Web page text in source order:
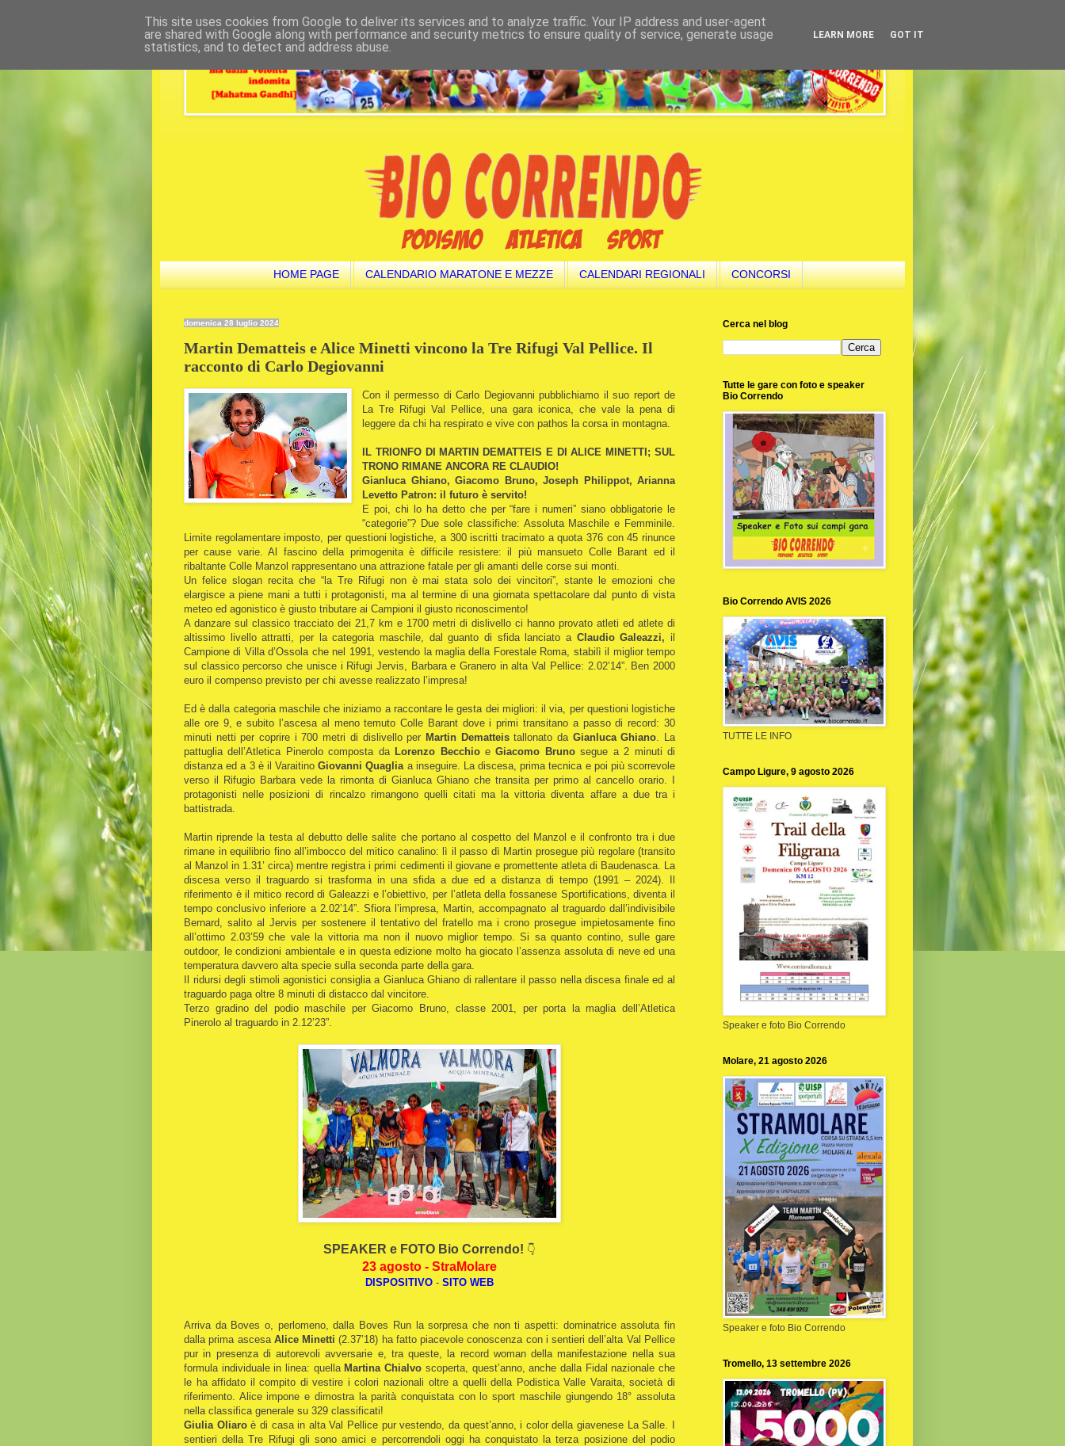
HOME PAGE CALENDARIO MARATONE E MEZZE CALENDARI REGIONALI CONCORSI
domenica 28 luglio 2024
Martin Dematteis e Alice Minetti vincono la Tre Rifugi Val Pellice. Il
racconto di Carlo Degiovanni
Con il permesso di Carlo Degiovanni pubblichiamo il suo report de
La Tre Rifugi Val Pellice, una gara iconica, che vale la pena di
leggere da chi ha respirato e vive con pathos la corsa in montagna.
IL TRIONFO DI MARTIN DEMATTEIS E DI ALICE MINETTI; SUL
TRONO RIMANE ANCORA RE CLAUDIO!
Gianluca Ghiano, Giacomo Bruno, Joseph Philippot, Arianna
Levetto Patron: il futuro è servito!
E poi, chi lo ha detto che per “fare i numeri” siano obbligatorie le
“categorie”? Due sole classifiche: Assoluta Maschile e Femminile.
Limite regolamentare imposto, per questioni logistiche, a 300 iscritti tracimato a quota 376 con 45 rinunce
per cause varie. Al fascino della primogenita è difficile resistere: il più mansueto Colle Barant ed il
ribaltante Colle Manzol rappresentano una attrazione fatale per gli amanti delle corse sui monti.
Un felice slogan recita che “la Tre Rifugi non è mai stata solo dei vincitori”, stante le emozioni che
elargisce a piene mani a tutti i protagonisti, ma al termine di una giornata spettacolare dal punto di vista
meteo ed agonistico è giusto tributare ai Campioni il giusto riconoscimento!
A danzare sul classico tracciato dei 21,7 km e 1700 metri di dislivello ci hanno provato atleti ed atlete di
altissimo livello attratti, per la categoria maschile, dal guanto di sfida lanciato a Claudio Galeazzi, il
Campione di Villa d’Ossola che nel 1991, vestendo la maglia della Forestale Roma, stabilì il miglior tempo
sul classico percorso che unisce i Rifugi Jervis, Barbara e Granero in alta Val Pellice: 2.02’14”. Ben 2000
euro il compenso previsto per chi avesse realizzato l’impresa!
Ed è dalla categoria maschile che iniziamo a raccontare le gesta dei migliori: il via, per questioni logistiche
alle ore 9, e subito l’ascesa al meno temuto Colle Barant dove i primi transitano a passo di record: 30
minuti netti per coprire i 700 metri di dislivello per Martin Dematteistallonato daGianluca Ghiano . La
pattuglia dell’Atletica Pinerolo composta da Lorenzo BecchioeGiacomo Brunosegue a 2 minuti di
distanza ed a 3 è il VaraitinoGiovanni Quaglia a inseguire. La discesa, prima tecnica e poi più scorrevole
verso il Rifugio Barbara vede la rimonta di Gianluca Ghiano che transita per primo al cancello orario. I
protagonisti nelle posizioni di rincalzo rimangono quelli citati ma la vittoria diventa affare a due tra i
battistrada.
Martin riprende la testa al debutto delle salite che portano al cospetto del Manzol e il confronto tra i due
rimane in equilibrio fino all’imbocco del mitico canalino: lì il passo dì Martin prosegue più regolare (transito
al Manzol in 1.31’ circa) mentre registra i primi cedimenti il giovane e promettente atleta di Baudenasca. La
discesa verso il traguardo si trasforma in una sfida a due ed a distanza di tempo (1991 – 2024). Il
riferimento è il mitico record di Galeazzi e l’obiettivo, per l’atleta della fossanese Sportifications, diventa il
tempo conclusivo inferiore a 2.02’14”. Sfiora l’impresa, Martin, accompagnato al traguardo dall’indivisibile
Bernard, salito al Jervis per sostenere il tentativo del fratello ma i crono prosegue impietosamente fino
all’ottimo 2.03’59 che vale la vittoria ma non il nuovo miglior tempo. Si sa quanto contino, sulle gare
outdoor, le condizioni ambientale e in questa edizione molto ha giocato l’assenza assoluta di neve ed una
temperatura davvero alta specie sulla seconda parte della gara.
Il ridursi degli stimoli agonistici consiglia a Gianluca Ghiano di rallentare il passo nella discesa finale ed al
traguardo paga oltre 8 minuti di distacco dal vincitore.
Terzo gradino del podio maschile per Giacomo Bruno, classe 2001, per porta la maglia dell’Atletica
Pinerolo al traguardo in 2.12’23”.
SPEAKER e FOTO Bio Correndo! 👇
23 agosto - StraMolare
DISPOSITIVO - SITO WEB
Arriva da Boves o, perlomeno, dalla Boves Run la sorpresa che non ti aspetti: dominatrice assoluta fin
dalla prima ascesa Alice Minetti (2.37’18) ha fatto piacevole conoscenza con i sentieri dell’alta Val Pellice
pur in presenza di autorevoli avversarie e, tra queste, la record woman della manifestazione nella sua
formula individuale in linea: quella Martina Chialvo scoperta, quest’anno, anche dalla Fidal nazionale che
le ha affidato il compito di vestire i colori nazionali oltre a quelli della Podistica Valle Varaita, società di
riferimento. Alice impone e dimostra la parità conquistata con lo sport maschile giungendo 18° assoluta
nella classifica generale su 329 classificati!
Giulia Oliaroè di casa in alta Val Pellice pur vestendo, da quest’anno, i color della giavenese La Salle. I
sentieri della Tre Rifugi gli sono amici e percorrendoli oggi ha conquistato la terza posizione del podio
Cerca nel blog
Tutte le gare con foto e speaker
Bio Correndo
Bio Correndo AVIS 2026
TUTTE LE INFO
Campo Ligure, 9 agosto 2026
Speaker e foto Bio Correndo
Molare, 21 agosto 2026
Speaker e foto Bio Correndo
Tromello, 13 settembre 2026
This site uses cookies from Google to deliver its services and to analyze traffic. Your IP address and user-agent
are shared with Google along with performance and security metrics to ensure quality of service, generate usage
statistics, and to detect and address abuse.
LEARN MORE GOT IT